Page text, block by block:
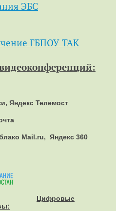
ЭБС
ГБПОУ ТАК
Яндекс Телемост
Mail.ru, Яндекс 360
Цифровые